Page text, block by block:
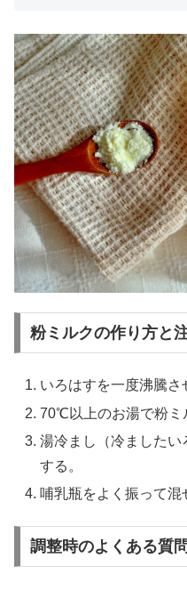
粉ミルクの作り方と
いろはすを一度沸騰さ
70℃以上のお湯で粉ミ
湯冷まし（冷ました
する。
哺乳瓶をよく振って混
調整時のよくある質問